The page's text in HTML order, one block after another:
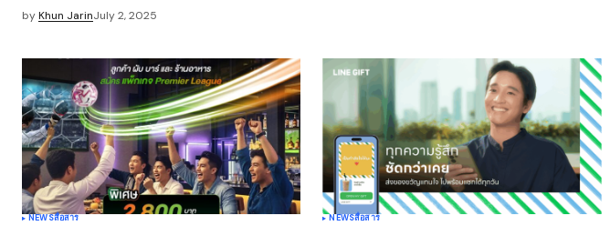
byKhun JarinJuly 2, 2025
NEWSสื่อสาร NEWSสื่อสาร